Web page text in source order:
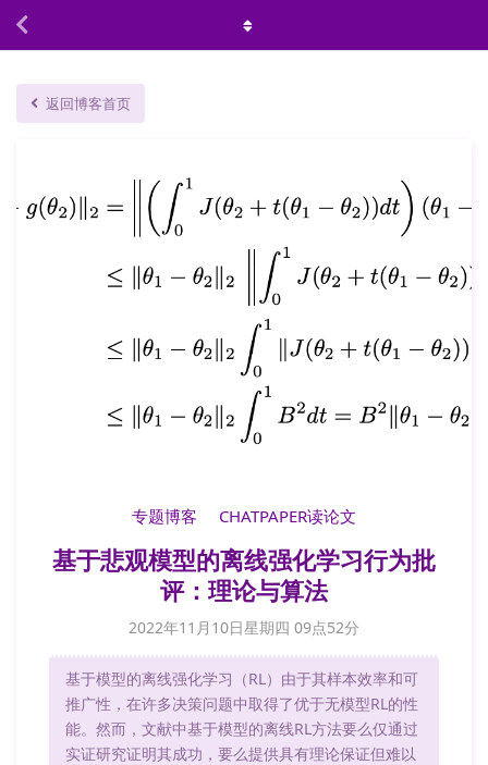
返回博客首页
专题博客 CHATPAPER读论文
基于悲观模型的离线强化学习行为批
评：理论与算法
2022年11月10日星期四 09点52分
基于模型的离线强化学习（RL）由于其样本效率和可
推广性，在许多决策问题中取得了优于无模型RL的性
能。然而，文献中基于模型的离线RL方法要么仅通过
实证研究证明其成功，要么提供具有理论保证但难以